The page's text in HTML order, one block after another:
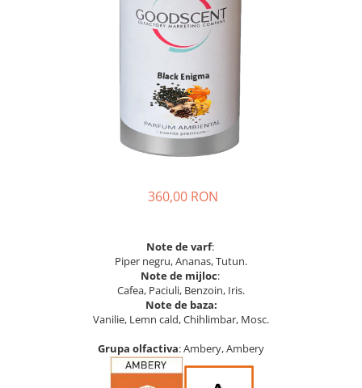
360,00 RON
Note de varf:
Piper negru, Ananas, Tutun.
Note de mijloc:
Cafea, Paciuli, Benzoin, Iris.
Note de baza:
Vanilie, Lemn cald, Chihlimbar, Mosc.
Grupa olfactiva: Ambery, Ambery